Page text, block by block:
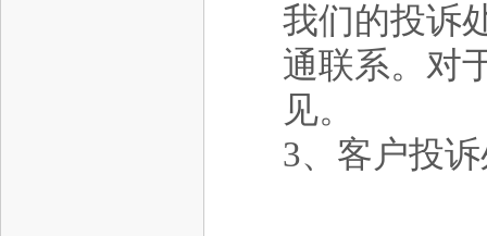
我们的投诉
通联系。对
见。
3、客户投